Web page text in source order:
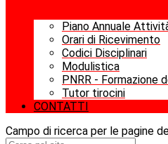
Piano Annuale
Orari di Ricevimento
Codici Disciplinari
Modulistica
PNRR - Formazione
Tutor tirocini
CONTATTI
Campo di ricerca per le pagine